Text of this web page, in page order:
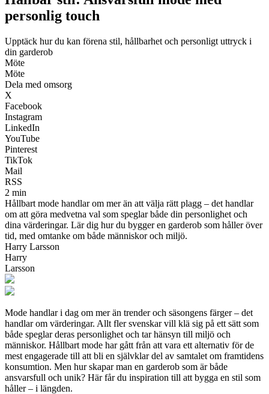
personlig touch
Upptäck hur du kan förena stil, hållbarhet och personligt uttryck i
din garderob
Möte
Möte
Dela med omsorg
X
Facebook
Instagram
LinkedIn
YouTube
Pinterest
TikTok
Mail
RSS
2 min
Hållbart mode handlar om mer än att välja rätt plagg – det handlar
om att göra medvetna val som speglar både din personlighet och
dina värderingar. Lär dig hur du bygger en garderob som håller över
tid, med omtanke om både människor och miljö.
Harry Larsson
Harry
Larsson
Mode handlar i dag om mer än trender och säsongens färger – det
handlar om värderingar. Allt fler svenskar vill klä sig på ett sätt som
både speglar deras personlighet och tar hänsyn till miljö och
människor. Hållbart mode har gått från att vara ett alternativ för de
mest engagerade till att bli en självklar del av samtalet om framtidens
konsumtion. Men hur skapar man en garderob som är både
ansvarsfull och unik? Här får du inspiration till att bygga en stil som
håller – i längden.